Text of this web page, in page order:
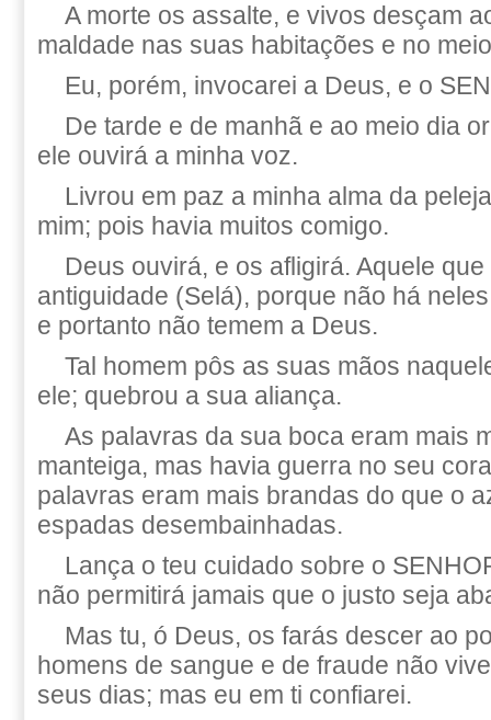
A morte os assalte, e vivos desçam
maldade nas suas habitações e no
Eu, porém, invocarei a Deus, e o
De tarde e de manhã e ao meio dia
ele ouvirá a minha voz.
Livrou em paz a minha alma da
mim; pois havia muitos comigo.
Deus ouvirá, e os afligirá. Aquele
antiguidade (Selá), porque não há
e portanto não temem a Deus.
Tal homem pôs as suas mãos
ele; quebrou a sua aliança.
As palavras da sua boca eram mais
manteiga, mas havia guerra no seu
palavras eram mais brandas do que o
espadas desembainhadas.
Lança o teu cuidado sobre o
não permitirá jamais que o justo seja
Mas tu, ó Deus, os farás descer ao
homens de sangue e de fraude não
seus dias; mas eu em ti confiarei.